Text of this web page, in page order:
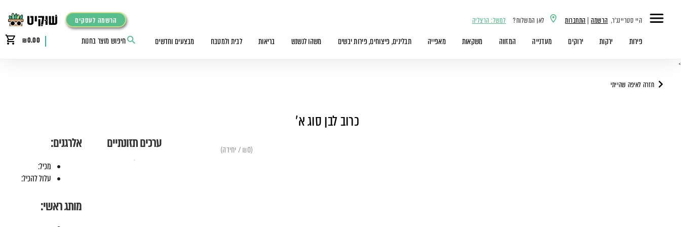
היי סטריינג'ר, הרשמה| התחברות לאן המשלוח? למשל: הרצליה הרשמה לעסקים
פירות ירקות ירוקים מעדנייה המזווה משקאות מאפייה תבלינים, פיצוחים, פירות יבשים משהו לנשנש בריאות לבית ולמטבח מבצעים וחדשים ₪0.00
>
חזרה לאיפה שהייתי
כרוב לבן סוג א'
(₪0 / יחידה) ערכים תזונתיים אלרגנים:
מכיל:
עלול להכיל:
מותג ראשי: